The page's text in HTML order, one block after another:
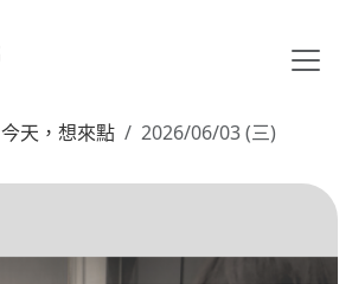
今天，想來點
2026/06/03 (三)